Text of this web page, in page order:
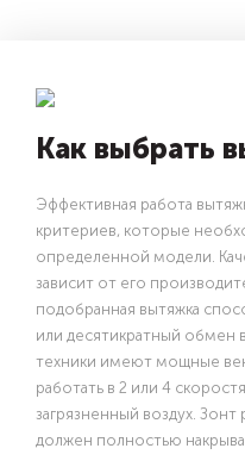
Как выбрать
Эффективная работа
критериев, которые
определенной модели.
зависит от его
подобранная вытяжка
или десятикратный обмен
техники имеют мощные
работать в 2 или 4
загрязненный воздух.
должен полностью